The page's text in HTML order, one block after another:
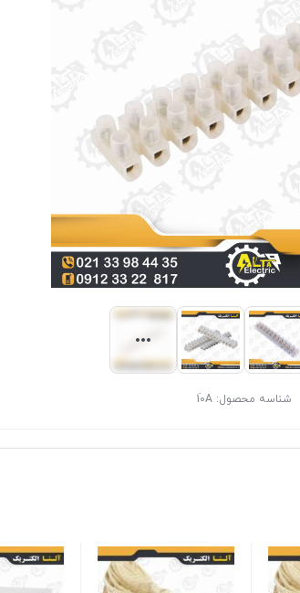
شناسه محصول: 10َA